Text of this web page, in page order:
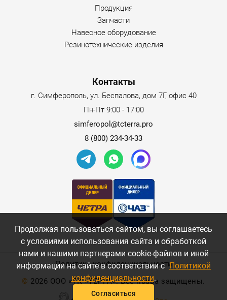
Продукция
Запчасти
Навесное оборудование
Резинотехнические изделия
Контакты
г. Симферополь, ул. Беспалова, дом 7Г, офис 40
Пн-Пт 9:00 - 17:00
simferopol@tcterra.pro
8 (800) 234-34-33
© 2026 ООО «ТК «ТЕРРА». Все права защищены.
Политика конфиденциальности
Продолжая пользоваться сайтом, вы соглашаетесь
с условиями использования сайта и обработкой
нами и нашими партнерами cookie-файлов и иной
информации на сайте в соответствии с Политикой
конфиденциальности.
Согласиться